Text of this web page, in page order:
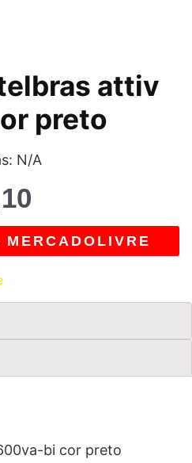
attiv
preto
N/A
O
preço
atual
é:
bi cor preto